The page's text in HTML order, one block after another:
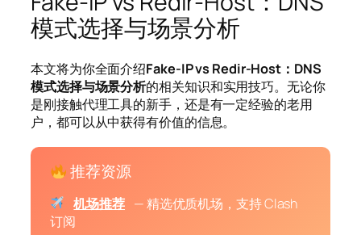
模式选择与场景分析
本文将为你全面介绍Fake-IP vs Redir-Host：DNS
模式选择与场景分析的相关知识和实用技巧。无论你
是刚接触代理工具的新手，还是有一定经验的老用
户，都可以从中获得有价值的信息。
推荐资源
机场推荐 — 精选优质机场，支持 Clash
订阅